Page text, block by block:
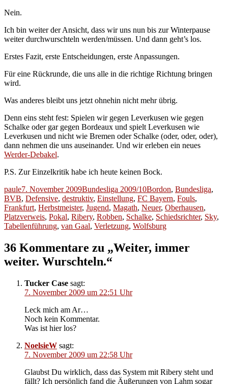
Nein.
Ich bin weiter der Ansicht, dass wir uns nun bis zur Winterpause
weiter durchwurschteln werden/müssen. Und dann geht’s los.
Erstes Fazit, erste Entscheidungen, erste Anpassungen.
Für eine Rückrunde, die uns alle in die richtige Richtung bringen
wird.
Was anderes bleibt uns jetzt ohnehin nicht mehr übrig.
Denn eins steht fest: Spielen wir gegen Leverkusen wie gegen
Schalke oder gar gegen Bordeaux und spielt Leverkusen wie
Leverkusen und nicht wie Bremen oder Schalke (oder, oder, oder),
dann nehmen die uns auseinander. Und wir erleben ein neues
Werder-Debakel.
P.S. Zur Einzelkritik habe ich heute keinen Bock.
Autor
pauleVeröffentlicht
am
7. November 2009Kategorien
Bundesliga 2009/10Schlagwörter
Bordon, Bundesliga,
BVB, Defensive, destruktiv, Einstellung, FC Bayern, Fouls,
Frankfurt, Herbstmeister, Jugend, Magath, Neuer, Oberhausen,
Platzverweis, Pokal, Ribery, Robben, Schalke, Schiedsrichter, Sky,
Tabellenführung, van Gaal, Verletzung, Wolfsburg
36 Kommentare zu „Weiter, immer
weiter. Wurschteln.“
Tucker Case sagt:
7. November 2009 um 22:51 Uhr
Leck mich am Ar…
Noch kein Kommentar.
Was ist hier los?
NoelsieW sagt:
7. November 2009 um 22:58 Uhr
Glaubst Du wirklich, dass das System mit Ribery steht und
fällt? Ich persönlich fand die Äußerungen von Lahm sogar